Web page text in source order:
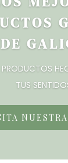
DE
TUS